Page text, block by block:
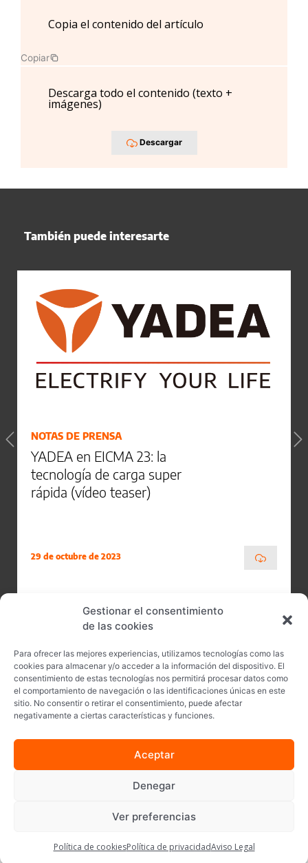
Gestionar el consentimiento
de las cookies
Para ofrecer las mejores experiencias, utilizamos tecnologías como las
cookies para almacenar y/o acceder a la información del dispositivo. El
consentimiento de estas tecnologías nos permitirá procesar datos como
el comportamiento de navegación o las identificaciones únicas en este
sitio. No consentir o retirar el consentimiento, puede afectar
negativamente a ciertas características y funciones.
Aceptar
Denegar
Ver preferencias
Política de cookiesPolítica de privacidadAviso Legal
Copia el contenido del artículo
Copiar
Descarga todo el contenido (texto +
imágenes)
Descargar
También puede interesarte
NOTAS DE PRENSA
YADEA en EICMA 23: la
tecnología de carga super
rápida (vídeo teaser)
29 de octubre de 2023
Yadea © · Todos los derechos reservados